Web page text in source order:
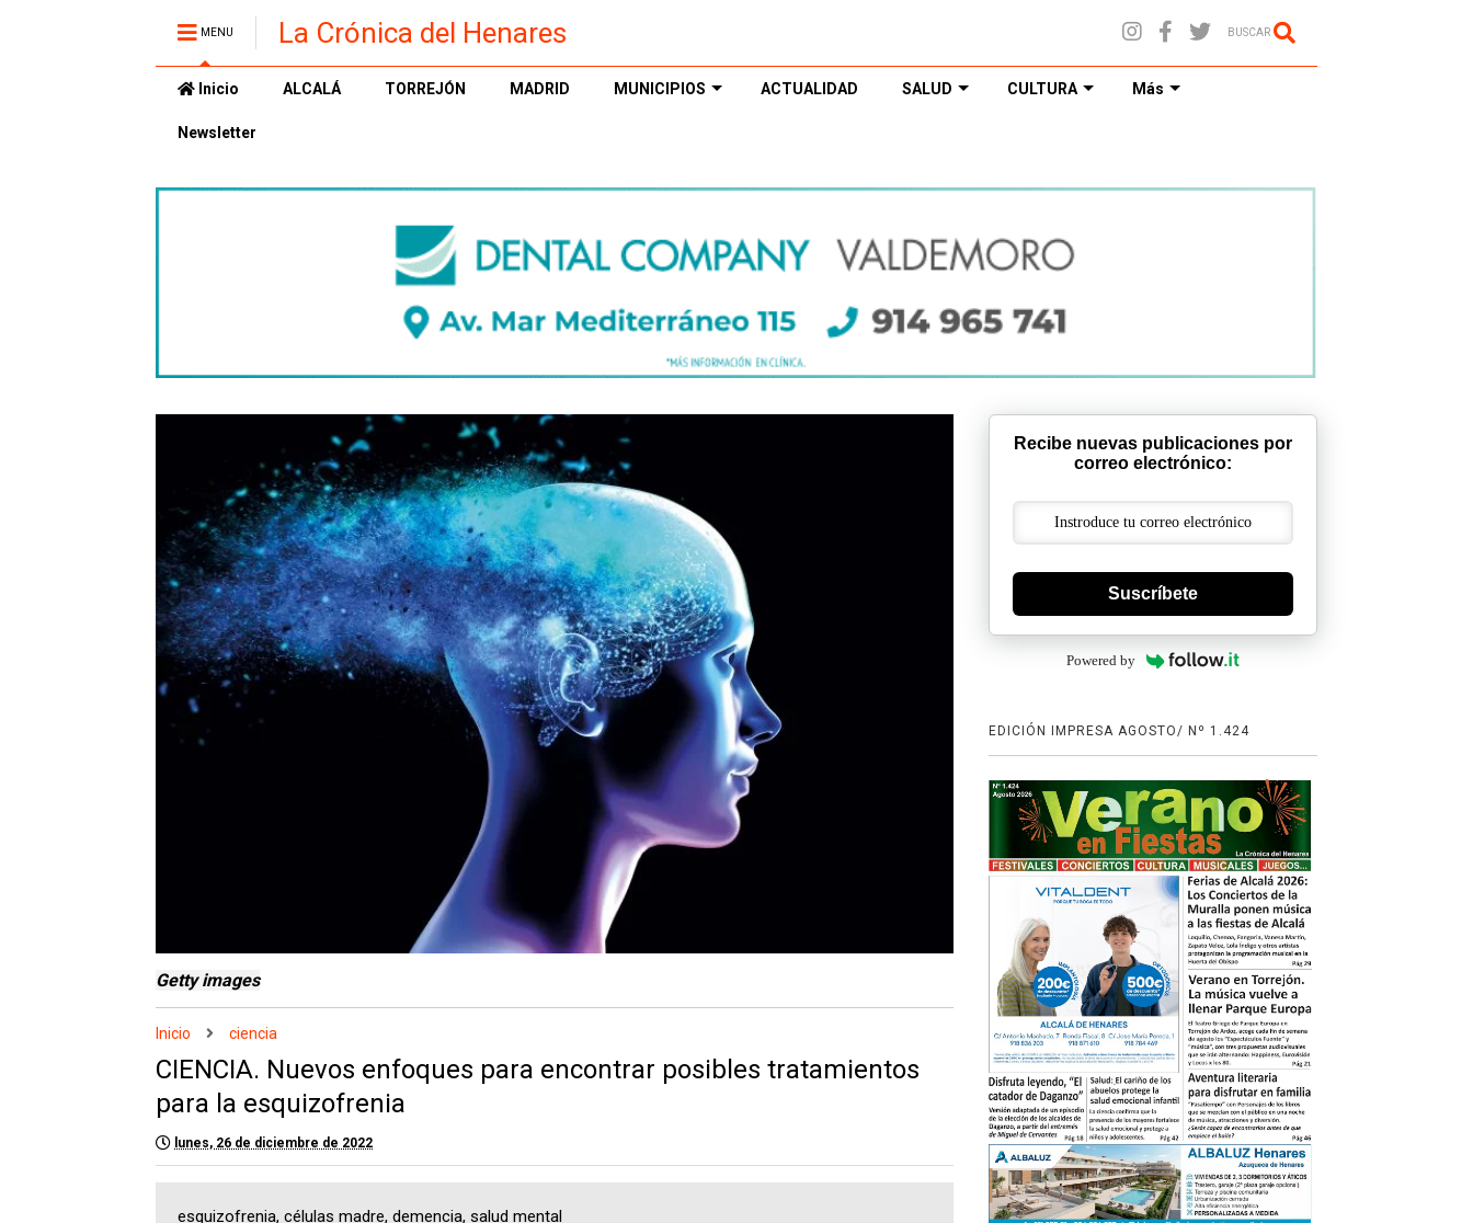
MENU La Crónica del Henares BUSCAR
Inicio ALCALÁ TORREJÓN MADRID MUNICIPIOS ACTUALIDAD SALUD CULTURA Más
Newsletter
Getty images
Inicio ciencia
CIENCIA. Nuevos enfoques para encontrar posibles tratamientos
para la esquizofrenia
lunes, 26 de diciembre de 2022
esquizofrenia, células madre, demencia, salud mental
Recibe nuevas publicaciones por
correo electrónico:
Suscríbete
Powered by
EDICIÓN IMPRESA AGOSTO/ Nº 1.424